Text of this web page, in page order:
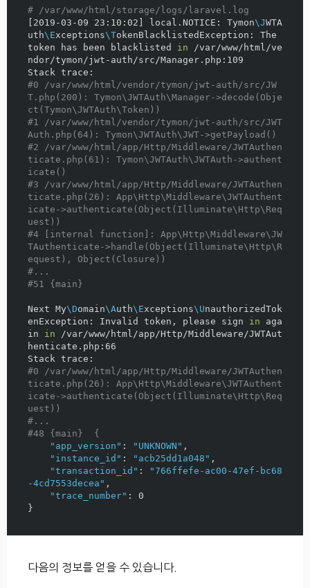
# /var/www/html/storage/logs/laravel.log
[ 2019-03-09 23:10:02] local.NOTICE: Tymon\JWTA
uth\Exceptions\TokenBlacklistedException: The
token has been blacklisted in /var/www/html/ve
ndor/tymon/jwt-auth/src/Manager.php:109
#0 /var/www/html/vendor/tymon/jwt-auth/src/JW
T.php(200): Tymon\JWTAuth\Manager->decode(Obje
ct(Tymon\JWTAuth\Token))
#1 /var/www/html/vendor/tymon/jwt-auth/src/JWT
Auth.php(64): Tymon\JWTAuth\JWT->getPayload()
#2 /var/www/html/app/Http/Middleware/JWTAuthen
ticate.php(61): Tymon\JWTAuth\JWTAuth->authent
icate()
#3 /var/www/html/app/Http/Middleware/JWTAuthen
ticate.php(26): App\Http\Middleware\JWTAuthent
icate->authenticate(Object(Illuminate\Http\Req
uest))
#4 [internal function]: App\Http\Middleware\JW
TAuthenticate->handle(Object(Illuminate\Http\R
equest), Object(Closure))
#...
#51 {main}
Next My\Domain\Auth\Exceptions\UnauthorizedTok
enException: Invalid token, please sign in aga
in in /var/www/html/app/Http/Middleware/JWTAut
henticate.php:66
#0 /var/www/html/app/Http/Middleware/JWTAuthen
ticate.php(26): App\Http\Middleware\JWTAuthent
icate->authenticate(Object(Illuminate\Http\Req
uest))
#...
#48 {main}  {
"app_version" : "UNKNOWN" ,
"instance_id" : "acb25dd1a048" ,
"transaction_id" :
"766ffefe-ac00-47ef-bc68
-4cd7553decea" ,
"trace_number"
}
다음의 정보를 얻을 수 있습니다.